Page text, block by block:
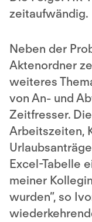
zeitaufwändig.
Neben der
Aktenordner
weiteres
von An- und
Zeitfresser.
Arbeitszeiten,
Excel-Tabelle
meiner
wurden”, so